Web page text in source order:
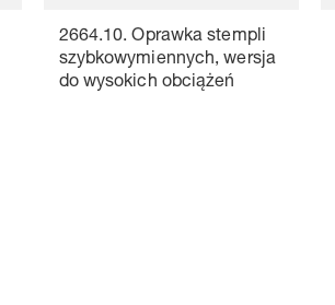
2664.10. Oprawka stempli
szybkowymiennych, wersja
do wysokich obciążeń